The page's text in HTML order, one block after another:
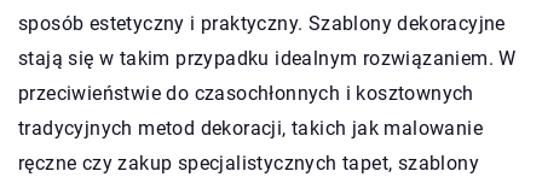
sposób estetyczny i praktyczny. Szablony dekoracyjne
stają się w takim przypadku idealnym rozwiązaniem. W
przeciwieństwie do czasochłonnych i kosztownych
tradycyjnych metod dekoracji, takich jak malowanie
ręczne czy zakup specjalistycznych tapet, szablony